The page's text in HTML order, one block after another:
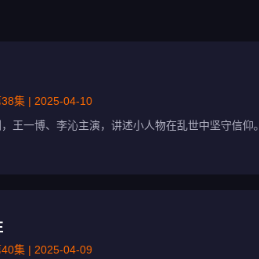
集 | 2025-04-10
王一博、李沁主演，讲述小人物在乱世中坚守信仰。
集 | 2025-04-09